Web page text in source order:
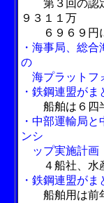
第３回の認
９３１１万
６９６９円
・海事局、総
の
海プラットフ
・鉄鋼連盟が
船舶は６四
・中部運輸局
ンシ
ップ実施計画
４船社、水
・鉄鋼連盟が
船舶用は前